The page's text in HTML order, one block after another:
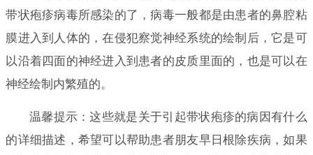
带状疱疹病毒所感染的了，病毒一般都是由患者的鼻腔粘
膜进入到人体的，在侵犯察觉神经系统的绘制后，它是可
以沿着四面的神经进入到患者的皮质里面的，也是可以在
神经绘制内繁殖的。
温馨提示：这些就是关于引起带状疱疹的病因有什么
的详细描述，希望可以帮助患者朋友早日根除疾病，如果